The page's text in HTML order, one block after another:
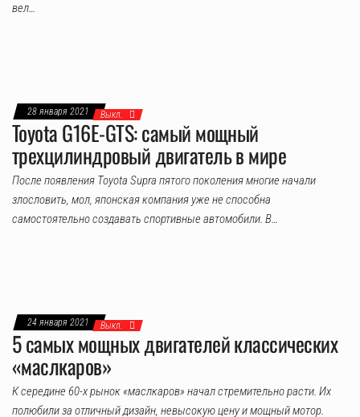
вел…
28 января 2021 Выкл.
Toyota G16E-GTS: самый мощный
трехцилиндровый двигатель в мире
После появления Toyota Supra пятого поколения многие начали
злословить, мол, японская компания уже не способна
самостоятельно создавать спортивные автомобили. В…
24 января 2021 Выкл.
5 самых мощных двигателей классических
«маслкаров»
К середине 60-х рынок «маслкаров» начал стремительно расти. Их
полюбили за отличный дизайн, невысокую цену и мощный мотор.